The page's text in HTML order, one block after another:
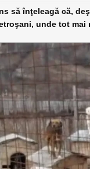
să înţeleagă că,
unde tot